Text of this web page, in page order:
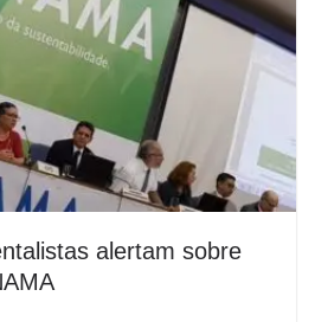
alertam sobre